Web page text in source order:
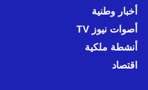
أخبار وطنية
أصوات نيوز TV
أنشطة ملكية
اقتصاد